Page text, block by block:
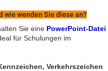
wie wenden Sie diese an?
Sie eine PowerPoint-Datei
für Schulungen im
Verkehrszeichen